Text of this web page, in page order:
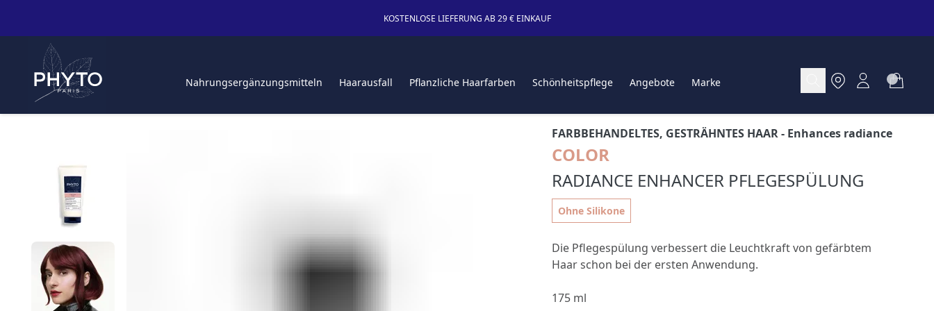
KOSTENLOSE LIEFERUNG AB 29 € EINKAUF
Nahrungsergänzungsmitteln Haarausfall Pflanzliche Haarfarben Schönheitspflege Angebote Marke
FARBBEHANDELTES, GESTRÄHNTES HAAR- Enhances radiance
COLOR
RADIANCE ENHANCER PFLEGESPÜLUNG
Ohne Silikone
Die Pflegespülung verbessert die Leuchtkraft von gefärbtem
Haar schon bei der ersten Anwendung.
175 ml